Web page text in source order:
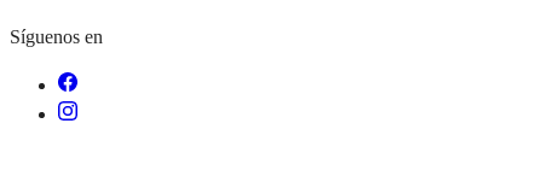
Síguenos en